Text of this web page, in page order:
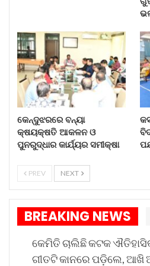
ରାଜକୁମାରୀ ରୁ
Aug 6, 2026
ପ୍ରୀତି
Aug 6, 2026
କେନ୍ଦୁଝରରେ
Aug 5, 2026
କସ୍ତୁରବା ଗାନ୍ଧୀ
ଡ: ମମତା ଚୌଧୁରୀ ସୁସ୍ଥ
କରିଥିଲେ | ଏଲ ଡି ଏମ୍ ଶ୍ରୀ
ନିମନ୍ତେ ଉଦ୍ଦିଷ୍ଟ ବ୍ୟାଙ୍କ ସେବା
କେନ୍ଦୁଝରରେ ବନ୍ୟା
କ୍ଷୟକ୍ଷତି ଆକଳନ ଓ
ପୁନରୁଦ୍ଧାର କାର୍ଯ୍ୟର ସମୀକ୍ଷା
PREV NEXT
BREAKING NEWS
କେମିତି ଚାଲିଛି କଟକ
ଗୀତଟି କାନରେ ପଡ଼ିଲେ, ଆଖି